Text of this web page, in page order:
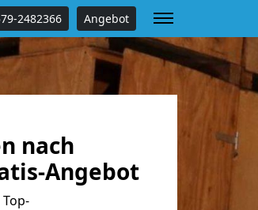
2482366 Angebot
nach
Angebot